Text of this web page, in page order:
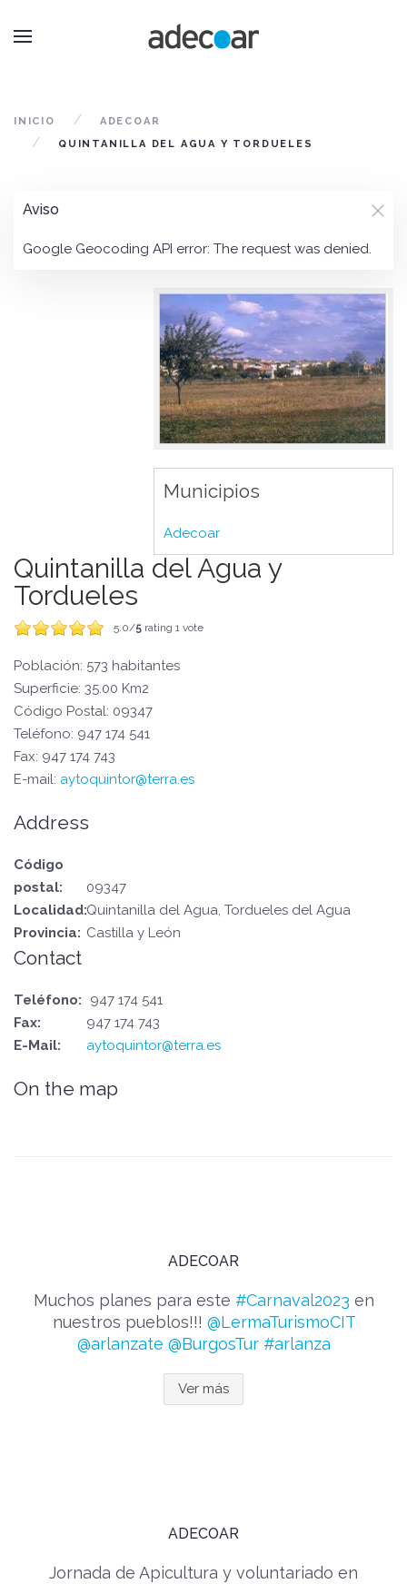
INICIO
ADECOAR
QUINTANILLA DEL AGUA Y TORDUELES
Aviso
Google Geocoding API error: The request was denied.
Municipios
Adecoar
Quintanilla del Agua y
Tordueles
5.0/5 rating 1 vote
Población: 573 habitantes
Superficie: 35.00 Km2
Código Postal: 09347
Teléfono: 947 174 541
Fax: 947 174 743
E-mail: aytoquintor@terra.es
Address
Código
postal:
09347
Localidad:Quintanilla del Agua, Tordueles del Agua
Provincia: Castilla y León
Contact
Teléfono:
947 174 541
Fax:
947 174 743
E-Mail:
aytoquintor@terra.es
On the map
ADECOAR
Muchos planes para este #Carnaval2023 en
nuestros pueblos!!! @LermaTurismoCIT
@arlanzate @BurgosTur #arlanza
Ver más
ADECOAR
Jornada de Apicultura y voluntariado en